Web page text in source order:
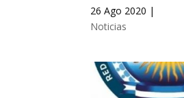
26 Ago 2020 |
Noticias